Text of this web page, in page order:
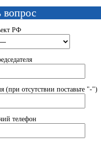
вопрос
РФ
(при отсутствии поставьте "-")
телефон